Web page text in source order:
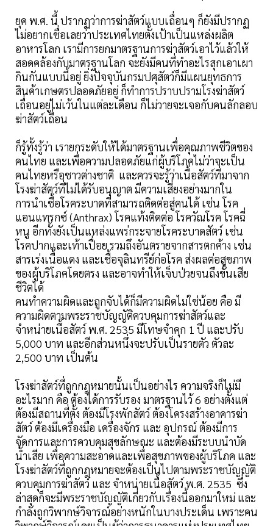
ยุค พ.ศ. นี้ ปรากฏว่าการฆ่าสัตว์แบบเถื่อนๆ ก็ยังมีปรากฏ
ไม่อยากเชื่อเลยว่าประเทศไทยตั้งเป้าเป็นแหล่งผลิต
อาหารโลก เรามีการยกมาตรฐานการฆ่าสัตว์เอาไว้แล้วให้
สอดคล้องกับมาตรฐานโลก จะยังมีคนที่ทำอะไรสุกเอาเผา
กินกันแบบนี้อยู่ ยิ่งปัจจุบันกรมปศุสัตว์ก็มีแผนยุทธการ
สินค้าเกษตรปลอดภัยอยู่ ก็ทำการปราบปรามโรงฆ่าสัตว์
เถื่อนอยู่ไม่เว้นในแต่ละเดือน ก็ไม่วายจะเจอกับคนลักลอบ
ฆ่าสัตว์เถื่อน
ก็รู้ทั้งรู้ว่า เรายกระดับให้ได้มาตรฐานเพื่อคุณภาพชีวิตของ
คนไทย และเพื่อความปลอดภัยแก่ผู้บริโภคไม่ว่าจะเป็น
คนไทยหรือชาวต่างชาติ และควรจะรู้ว่าเนื้อสัตว์ที่มาจาก
โรงฆ่าสัตว์ที่ไม่ได้รับอนุญาต มีความเสี่ยงอย่างมากใน
การนำเชื้อโรคระบาดที่สามารถติดต่อสู่คนได้ เช่น โรค
แอนแทรกซ์ (Anthrax) โรคแท้งติดต่อ โรควัณโรค โรคฉี่
หนู อีกทั้งยังเป็นแหล่งแพร่กระจายโรคระบาดสัตว์ เช่น
โรคปากและเท้าเปื่อย รวมถึงอันตรายจากสารตกค้าง เช่น
สารเร่งเนื้อแดง และเชื้อจุลินทรีย์ก่อโรค ส่งผลต่อสุขภาพ
ของผู้บริโภคโดยตรง และอาจทำให้เจ็บป่วยจนถึงขั้นเสีย
ชีวิตได้
คนทำความผิดและถูกจับได้ก็มีความผิดไม่ใช่น้อย คือ มี
ความผิดตามพระราชบัญญัติควบคุมการฆ่าสัตว์และ
จำหน่ายเนื้อสัตว์ พ.ศ. 2535 มีโทษจำคุก 1 ปี และปรับ
5,000 บาท และอีกส่วนหนึ่งจะปรับเป็นรายตัว ตัวละ
2,500 บาท เป็นต้น
โรงฆ่าสัตว์ที่ถูกกฎหมายนั้นเป็นอย่างไร ความจริงก็ไม่มี
อะไรมาก คือ ต้องได้การรับรอง มาตรฐานไว้ 6 อย่างตั้งแต่
ต้องมีสถานที่ตั้ง ต้องมีโรงพักสัตว์ ต้องโครงสร้างอาคารฆ่า
สัตว์ ต้องมีเครื่องมือ เครื่องจักร และ อุปกรณ์ ต้องมีการ
จัดการและการควบคุมสุขลักษณะ และต้องมีระบบนำบัด
น้ำเสีย เพื่อความสะอาดและเพื่อสุขภาพของผู้บริโภค และ
โรงฆ่าสัตว์ที่ถูกกฎหมายจะต้องเป็นไปตามพระราชบัญญัติ
ควบคุมการฆ่าสัตว์ และ จำหน่ายเนื้อสัตว์ พ.ศ. 2535 ซึ่ง
ล่าสุดก็จะมีพระราชบัญญัติเกี่ยวกับเรื่องนี้ออกมาใหม่ และ
กำลังถูกวิพากษ์วิจารณ์อย่างหนักในบางประเด็น เพราะคน